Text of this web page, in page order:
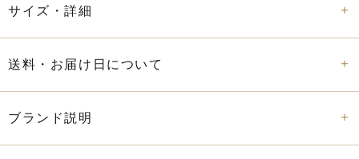
地よさも重視したいという方にふさわしい一枚です。
環境と人体に配慮した素材選びも、フランスのラグジュアリ
ーブランドならではの責任ある美意識の表れです。
日々のなかでやさしい彩りを加えたいとき、Corallinカラー
暮らしに心地よさと柔らかさをもたらす、洗練された“定
サイズ・詳細
送料・お届け日について
ブランド説明